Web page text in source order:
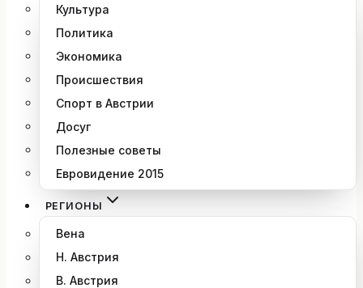
Культура
Политика
Экономика
Происшествия
Спорт в Австрии
Досуг
Полезные советы
Евровидение 2015
РЕГИОНЫ
Вена
Н. Австрия
В. Австрия